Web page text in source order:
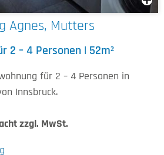
Agnes, Mutters
2 – 4 Personen | 52m²
für 2 – 4 Personen in
Innsbruck.
zzgl. MwSt.